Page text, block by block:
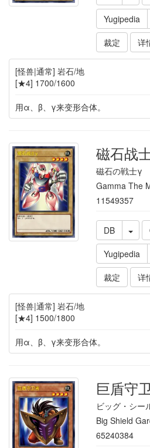
Yugipedia
裁定
详
[怪兽|通常] 岩石/地
[★4] 1700/1600
用α、β、γ来变形合体。
磁石战
磁石の戦士γ
Gamma The
11549357
DB
Yugipedia
裁定
详
[怪兽|通常] 岩石/地
[★4] 1500/1800
用α、β、γ来变形合体。
巨盾守
ビッグ・シー
Big Shield
65240384